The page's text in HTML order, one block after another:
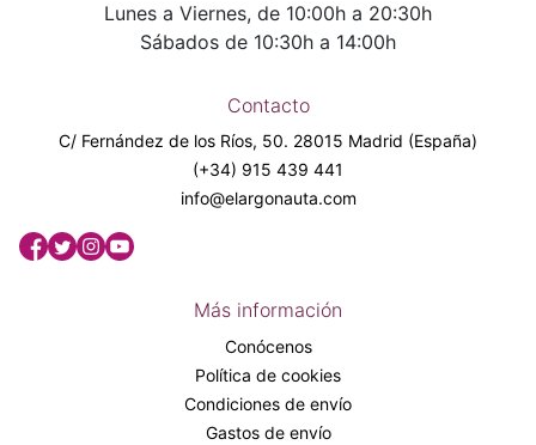
Lunes a Viernes, de 10:00h a 20:30h
Sábados de 10:30h a 14:00h
Contacto
C/ Fernández de los Ríos, 50. 28015 Madrid (España)
(+34) 915 439 441
info@elargonauta.com
Más información
Conócenos
Política de cookies
Condiciones de envío
Gastos de envío